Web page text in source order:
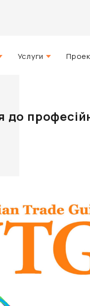
Услуги
Агентские услуги